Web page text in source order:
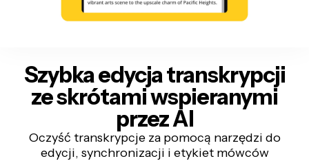
Szybka edycja transkrypcji
ze skrótami wspieranymi
przez AI
Oczyść transkrypcje za pomocą narzędzi do
edycji, synchronizacji i etykiet mówców